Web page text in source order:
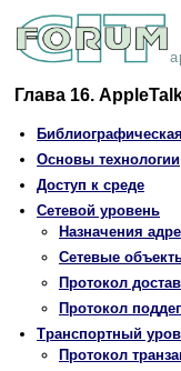
Глава 16.
Основы технологии
Доступ к среде
Сетевой уровень
Назначения
Сетевые
Протокол
Протокол
Транспортный
Протокол